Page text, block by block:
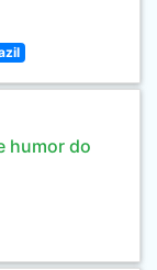
humor do